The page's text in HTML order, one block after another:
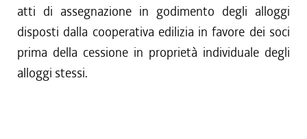
atti di assegnazione in godimento degli alloggi
disposti dalla cooperativa edilizia in favore dei soci
prima della cessione in proprietà individuale degli
alloggi stessi.